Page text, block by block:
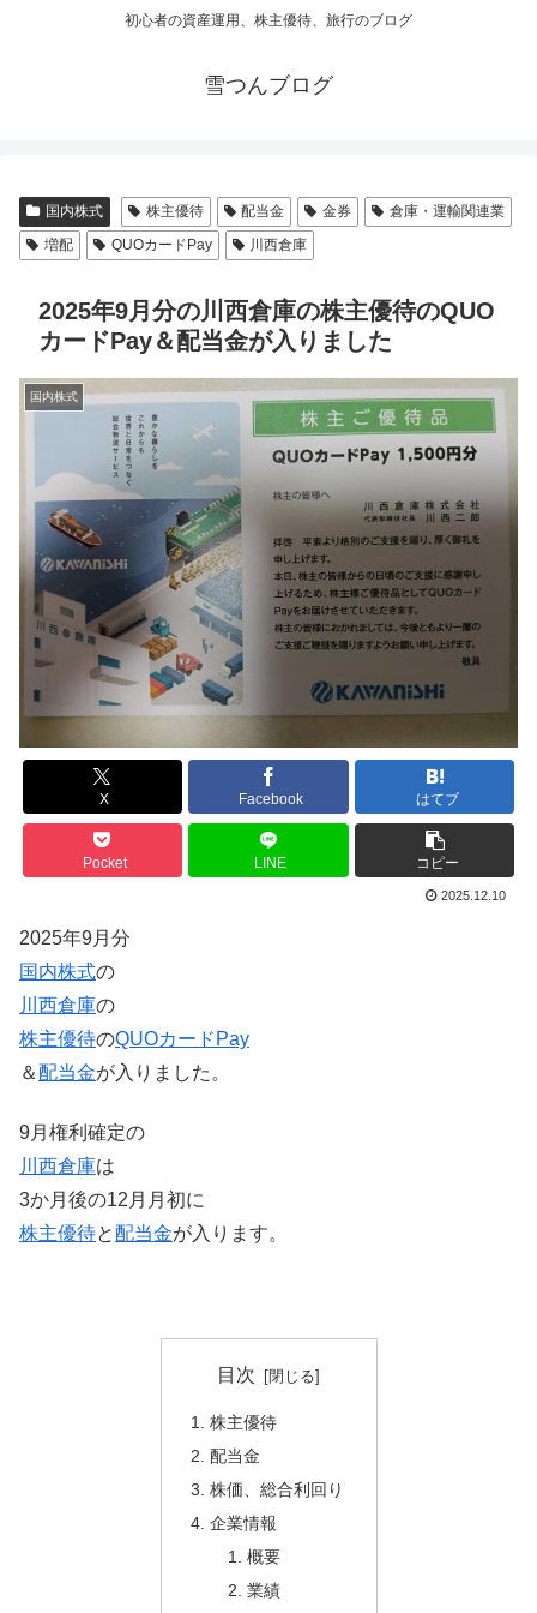
初心者の資産運用、株主優待、旅行のブログ
雪つんブログ
国内株式 株主優待 配当金 金券
倉庫・運輸関連業
増配
QUOカードPay 川西倉庫
2025年9月分の川西倉庫の株主優待のQUO
カードPay＆配当金が入りました
国内株式
X Facebook はてブ
Pocket LINE コピー
2025.12.10
2025年9月分
国内株式の
川西倉庫の
株主優待のQUOカードPay
＆配当金が入りました。
9月権利確定の
川西倉庫は
3か月後の12月月初に
株主優待と配当金が入ります。
目次
株主優待
配当金
株価、総合利回り
企業情報
概要
業績